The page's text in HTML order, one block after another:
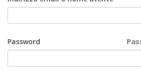
Password